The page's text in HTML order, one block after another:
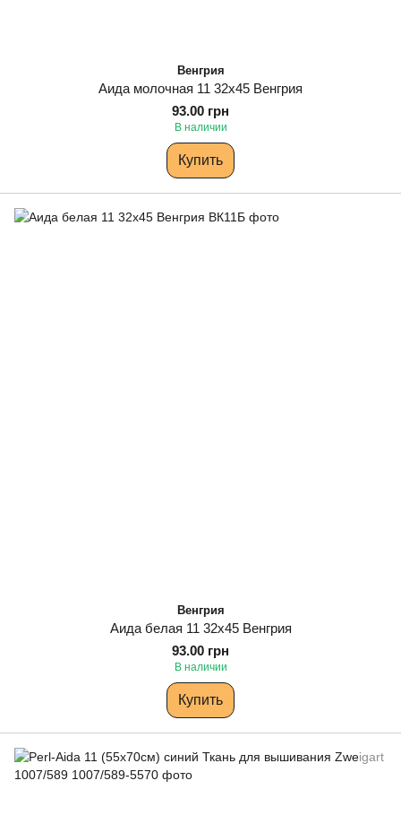
Венгрия
Аида молочная 11 32х45 Венгрия
93.00 грн
В наличии
Купить
Венгрия
Аида белая 11 32х45 Венгрия
93.00 грн
В наличии
Купить